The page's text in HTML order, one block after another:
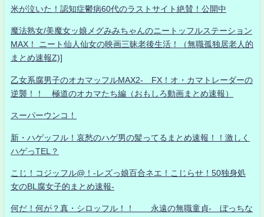
米が泣いた！認知症鬱病60代のラストサイト絶賛！公開中
魔法熟女/美魔女ッ娘メグみみちゃんのニートッフルステーション
MAX！ ニート仙人仙女の映画三昧老後生活！（無職孤独居老人的
まとめ速報Z)]
乙女系腐男子のオカマッフルMAX2- FX！オ・カマトレーダーの
逆襲！！ 極道のオカマたち編（おもしろ動画まとめ速報）
スーパーウンコ！
新・ハゲッフル！哀愁のハゲ男の髪ってるまとめ速報！！激しく
ハゲっTEL？
こじ！コジッフル@！-レズっ娘百合ネエ！こじらせ！50独身処
女のBL腐女子的まとめ速報-
何だ！何が？真・シロッフル！！ 永遠の無職童貞- ぼっちな